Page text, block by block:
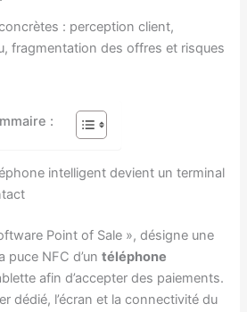
: perception client,
fragmentation des offres et risques
:
intelligent devient un terminal
Point of Sale », désigne une
puce NFC d’untéléphone
afin d’accepter des paiements.
dédié, l’écran et la connectivité du